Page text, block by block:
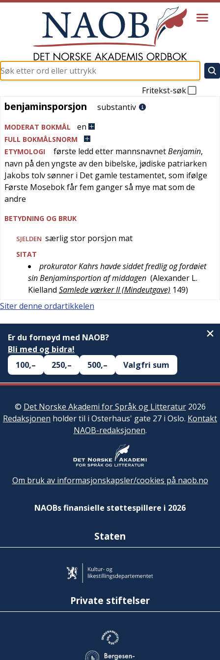
Fritekst-søk
benjaminsporsjon
benjaminsporsjon substantiv
MODERAT BOKMÅL en
FULL BOKMÅLSNORM
ETYMOLOGI
første ledd etter mannsnavnetBenjamin,
navn på den yngste av den bibelske, jødiske patriarken
Jakobs tolv sønner i Det gamle testamentet, som ifølge
Første Mosebok får fem ganger så mye mat som de
andre
BETYDNING OG BRUK
SJELDEN særlig stor porsjon mat
SITAT
prokurator Kahrs havde siddet fredlig og fordøiet
sin Benjaminsportion af middagen (Alexander L.
Kielland Samlede værker II (Mindeutgave) 149)
Siter denne ordartikkelen
Er du fornøyd med NAOB?
Bli med og bidra!
100,–
250,– 500,– Valgfri sum
© Det Norske Akademi for Språk og Litteratur2026
Redaksjonen holder til i Osterhaus' gate 27 i Oslo. Kontakt
NAOB-redaksjonen.
Om bruk av informasjonskapsler/cookies på naob.no
NAOBs finansielle støttespillere i 2026
Staten
Private stiftelser